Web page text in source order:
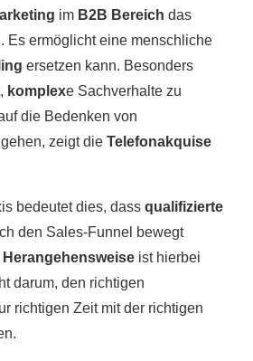
im B2B Bereich das
Es ermöglicht eine menschliche
ersetzen kann. Besonders
komplexe Sachverhalte zu
die Bedenken von
zeigt die Telefonakquise
bedeutet dies, dass qualifizierte
den Sales-Funnel bewegt
Herangehensweise ist hierbei
darum, den richtigen
richtigen Zeit mit der richtigen